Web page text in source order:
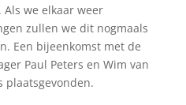
we elkaar weer
zullen we dit nogmaals
Een bijeenkomst met de
Paul Peters en Wim van
plaatsgevonden.